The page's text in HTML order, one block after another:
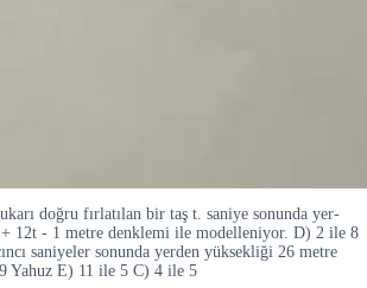
doğru fırlatılan bir taş t. saniye sonunda yer-
12t - 1 metre denklemi ile modelleniyor. D) 2 ile 8
saniyeler sonunda yerden yüksekliği 26 metre
Yahuz E) 11 ile 5 C) 4 ile 5